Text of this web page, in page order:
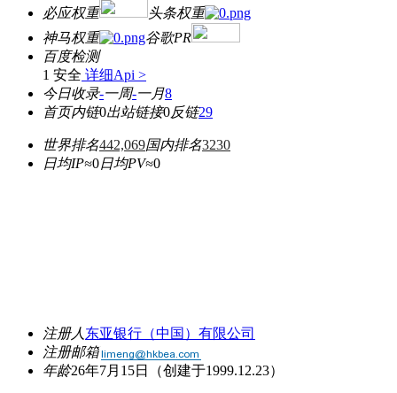
必应权重
头条权重
神马权重
谷歌PR
百度检测
1 安全 详细Api >
今日收录-一周-一月8
首页内链0出站链接0反链29
世界排名442,069国内排名3230
日均IP≈0日均PV≈0
注册人 东亚银行（中国）有限公司
注册邮箱
年龄26年7月15日 （创建于1999.12.23）